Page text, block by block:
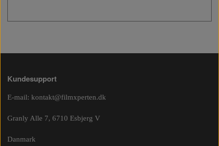
Kundesupport
E-mail: kontakt@filmxperten.dk
Granly Alle 7, 6710 Esbjerg V
Danmark